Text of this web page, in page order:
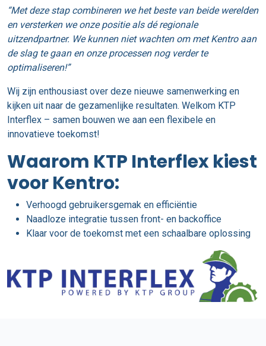
“Met deze stap combineren we het beste van beide werelden
en versterken we onze positie als dé regionale
uitzendpartner. We kunnen niet wachten om met Kentro aan
de slag te gaan en onze processen nog verder te
optimaliseren!”
Wij zijn enthousiast over deze nieuwe samenwerking en
kijken uit naar de gezamenlijke resultaten. Welkom KTP
Interflex – samen bouwen we aan een flexibele en
innovatieve toekomst!
Waarom KTP Interflex kiest
voor Kentro:
Verhoogd gebruikersgemak en efficiëntie
Naadloze integratie tussen front- en backoffice
Klaar voor de toekomst met een schaalbare oplossing